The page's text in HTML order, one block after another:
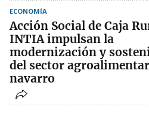
ECONOMÍA
Acción Social de Caja
INTIA impulsan la
modernización y
del sector
navarro